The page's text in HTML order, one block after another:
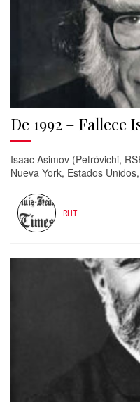
De 1992 – Fallece
Isaac Asimov (Petróvichi,
Nueva York, Estados
RHT